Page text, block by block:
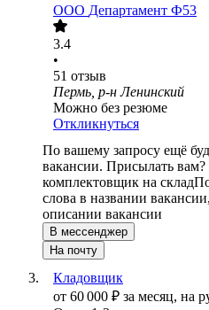
ООО Департамент Ф53
3.4
•
51 отзыв
Пермь, р-н Ленинский
Можно без резюме
Откликнуться
По вашему запросу ещё
вакансии. Присылать вам?
комплектовщик на склад
слова в названии
описании вакансии
В мессенджер
На почту
Кладовщик
от 60 000 ₽ за месяц, на